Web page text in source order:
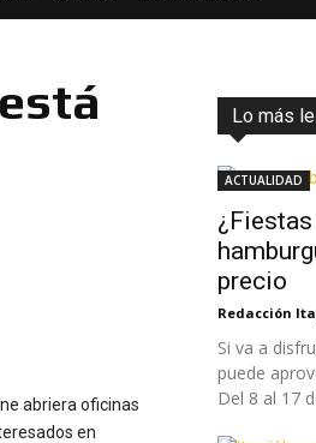
abriera oficinas
en
Lo más
ACTUALIDAD
precio
Redacción
Si va a
puede
Del 8 al 17